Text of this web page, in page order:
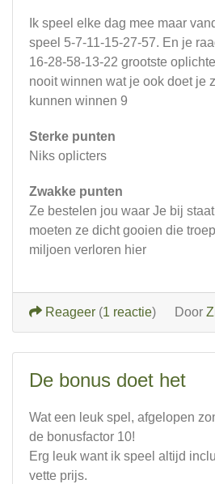
Ik speel elke dag mee maar
speel 5-7-11-15-27-57. En je
16-28-58-13-22 grootste
nooit winnen wat je ook doet je
kunnen winnen 9
Sterke punten
Niks oplicters
Zwakke punten
Ze bestelen jou waar Je bij
moeten ze dicht gooien die
miljoen verloren hier
Door
Reageer (1 reactie)
De bonus doet het
Wat een leuk spel, afgelopen
de bonusfactor 10!
Erg leuk want ik speel altijd
vette prijs.